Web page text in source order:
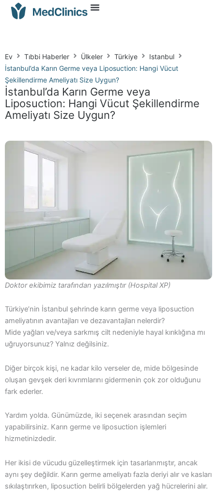
İstanbul’da Karın Germe veya
Liposuction: Hangi Vücut Şekillendirme
Ameliyatı Size Uygun?
Ev Tıbbi Haberler Ülkeler Türkiye
Istanbul
İstanbul’da Karın Germe veya Liposuction: Hangi Vücut
Şekillendirme Ameliyatı Size Uygun?
Doktor ekibimiz tarafından yazılmıştır (Hospital XP)
Türkiye’nin İstanbul şehrinde karın germe veya liposuction
ameliyatının avantajları ve dezavantajları nelerdir?
Mide yağları ve/veya sarkmış cilt nedeniyle hayal kırıklığına mı
uğruyorsunuz? Yalnız değilsiniz.
Diğer birçok kişi, ne kadar kilo verseler de, mide bölgesinde
oluşan gevşek deri kıvrımlarını gidermenin çok zor olduğunu
fark ederler.
Yardım yolda. Günümüzde, iki seçenek arasından seçim
yapabilirsiniz. Karın germe ve liposuction işlemleri
hizmetinizdedir.
Her ikisi de vücudu güzelleştirmek için tasarlanmıştır, ancak
aynı şey değildir. Karın germe ameliyatı fazla deriyi alır ve kasları
sıkılaştırırken, liposuction belirli bölgelerden yağ hücrelerini alır.